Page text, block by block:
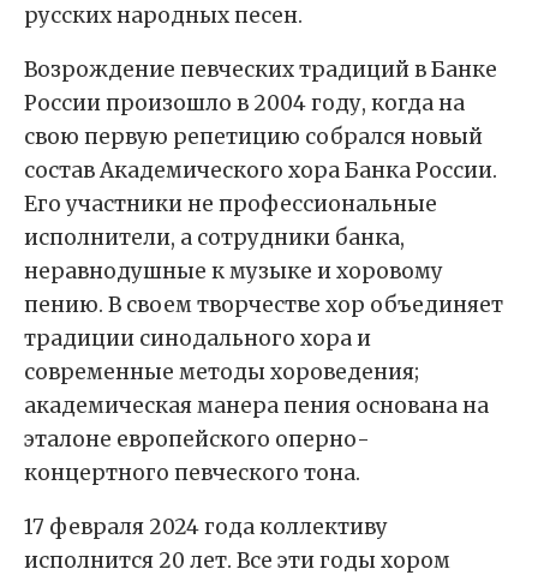
русских народных песен.
Возрождение певческих традиций в Банке
России произошло в 2004 году, когда на
свою первую репетицию собрался новый
состав Академического хора Банка России.
Его участники не профессиональные
исполнители, а сотрудники банка,
неравнодушные к музыке и хоровому
пению. В своем творчестве хор объединяет
традиции синодального хора и
современные методы хороведения;
академическая манера пения основана на
эталоне европейского оперно-
концертного певческого тона.
17 февраля 2024 года коллективу
исполнится 20 лет. Все эти годы хором